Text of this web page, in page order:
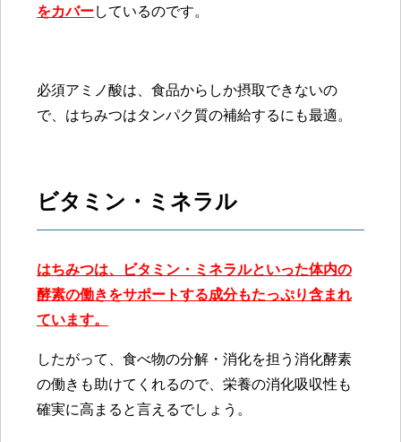
をカバーしているのです。
必須アミノ酸は、食品からしか摂取できないの
で、はちみつはタンパク質の補給するにも最適。
ビタミン・ミネラル
はちみつは、ビタミン・ミネラルといった体内の
酵素の働きをサポートする成分もたっぷり含まれ
ています。
したがって、食べ物の分解・消化を担う消化酵素
の働きも助けてくれるので、栄養の消化吸収性も
確実に高まると言えるでしょう。